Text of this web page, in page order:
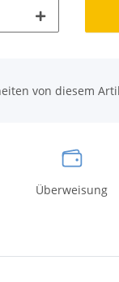
von diesem
Überweisung